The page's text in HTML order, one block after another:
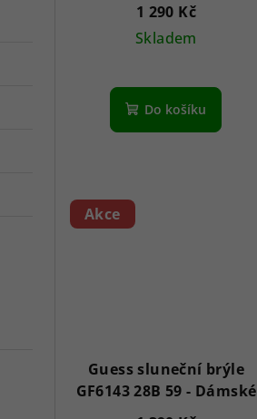
1 290 Kč
Skladem
Do košíku
Akce
Guess sluneční brýle
GF6143 28B 59 - Dámské